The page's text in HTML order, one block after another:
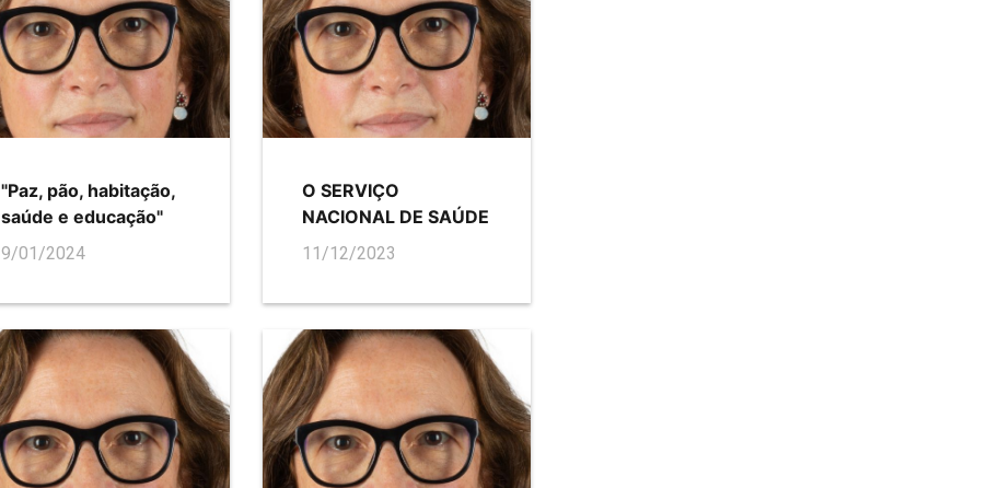
"Paz, pão, habitação,
saúde e educação"
9/01/2024
O SERVIÇO
NACIONAL DE SAÚDE
11/12/2023